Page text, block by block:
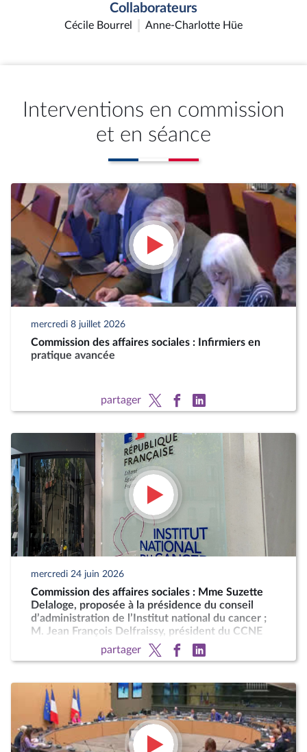
Collaborateurs
Cécile Bourrel Anne-Charlotte Hüe
Interventions en commission
et en séance
mercredi 8 juillet 2026
Commission des affaires sociales : Infirmiers en
pratique avancée
partager
mercredi 24 juin 2026
Commission des affaires sociales : Mme Suzette
Delaloge, proposée à la présidence du conseil
d’administration de l’Institut national du cancer ;
M. Jean François Delfraissy, président du CCNE
partager